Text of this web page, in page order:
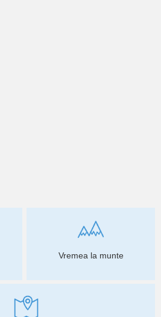
Vremea la munte